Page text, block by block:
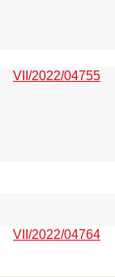
VII/2022/04755
VII/2022/04764